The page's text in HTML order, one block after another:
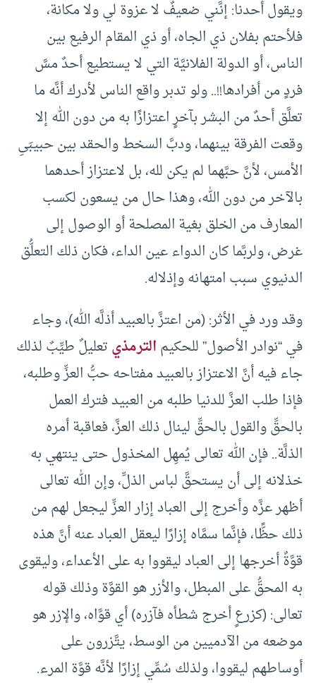
ويقول أحدنا: إنَّني ضعيفٌ لا عزوة لي ولا مكانة،
فلأحتم بفلان ذي الجاه، أو ذي المقام الرفيع بين
الناس، أو الدولة الفلانيَّة التي لا يستطيع أحدٌ مسَّ
فردٍ من أفرادها!!.. ولو تدبر واقع الناس لأدرك أنَّه ما
تعلَّق أحدٌ من البشر بآخرٍ اعتزازًا به من دون الله إلا
وقعت الفرقة بينهما، ودبَّ السخط والحقد بين حبيبَىِ
الأمس، لأنَّ حبَّهما لم يكن لله، بل لاعتزاز أحدهما
بالآخر من دون الله، وهذا حال من يسعون لكسب
المعارف من الخلق بغية المصلحة أو الوصول إلى
غرض، ولربَّما كان الدواء عين الداء، فكان ذلك التعلُّق
الدنيوي سبب امتهانه وإذلاله.
وقد ورد في الأثر: (من اعتزَّ بالعبيد أذلَّه الله)، وجاء
في “نوادر الأصول” للحكيمالترمذيتعليلٌ طيِّبٌ لذلك
جاء فيه أنَّ الاعتزاز بالعبيد مفتاحه حبُّ العزِّ وطلبه،
فإذا طلب العزَّ للدنيا طلبه من العبيد فترك العمل
بالحقِّ والقول بالحقِّ لينال ذلك العزَّ، فعاقبة أمره
الذلَّة.. فإن الله تعالى يُمهِل المخذول حتى ينتهي به
خذلانه إلى أن يستحقَّ لباس الذلِّ، وإن الله تعالى
أظهر عزَّه وأخرج إلى العباد إزار العزِّ ليجعل لهم من
ذلك حظًّا، فإنَّما سمَّاه إزارًا ليعقل العباد عنه أنَّ هذه
قوَّةٌ أخرجها إلى العباد ليقووا به على الأعداء، وليقوى
به المحقُّ على المبطل، والأزر هو القوَّة وذلك قوله
تعالى: (كزرعٍ أخرج شطأه فآزره) أي قوَّاه، والإزر هو
موضعه من الآدميين من الوسط، يتَّزرون على
أوساطهم ليقووا، ولذلك سُمِّي إزارًا لأنَّه قوَّة المرء.